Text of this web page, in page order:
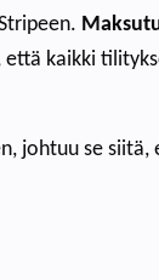
kaikki
johtuu se